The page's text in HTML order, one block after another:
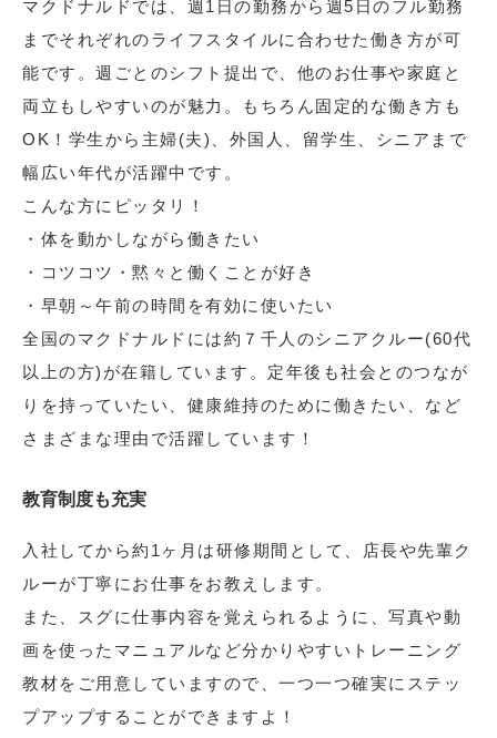
マクドナルドでは、週1日の勤務から週5日のフル勤務
までそれぞれのライフスタイルに合わせた働き方が可
能です。週ごとのシフト提出で、他のお仕事や家庭と
両立もしやすいのが魅力。もちろん固定的な働き方も
OK！学生から主婦(夫)、外国人、留学生、シニアまで
幅広い年代が活躍中です。
こんな方にピッタリ！
・体を動かしながら働きたい
・コツコツ・黙々と働くことが好き
・早朝～午前の時間を有効に使いたい
全国のマクドナルドには約７千人のシニアクルー(60代
以上の方)が在籍しています。定年後も社会とのつなが
りを持っていたい、健康維持のために働きたい、など
さまざまな理由で活躍しています！
教育制度も充実
入社してから約1ヶ月は研修期間として、店長や先輩ク
ルーが丁寧にお仕事をお教えします。
また、スグに仕事内容を覚えられるように、写真や動
画を使ったマニュアルなど分かりやすいトレーニング
教材をご用意していますので、一つ一つ確実にステッ
プアップすることができますよ！